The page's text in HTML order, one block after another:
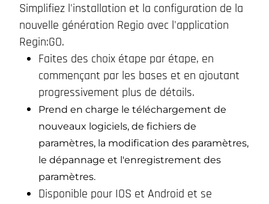
Simplifiez l'installation et la configuration de la
nouvelle génération Regio avec l'application
Regin:GO.
Faites des choix étape par étape, en
commençant par les bases et en ajoutant
progressivement plus de détails.
Prend en charge le téléchargement de
nouveaux logiciels, de fichiers de
paramètres, la modification des paramètres,
le dépannage et l'enregistrement des
paramètres.
Disponible pour IOS et Android et se